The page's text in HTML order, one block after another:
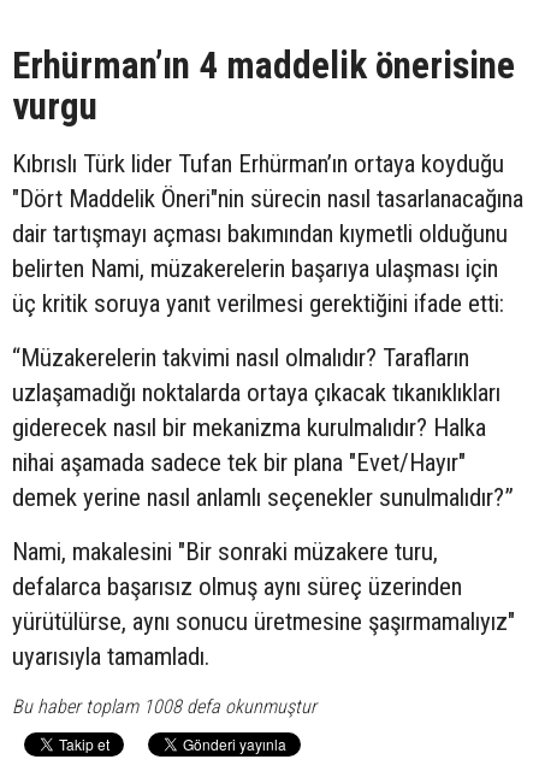
Erhürman’ın 4 maddelik önerisine
vurgu
Kıbrıslı Türk lider Tufan Erhürman’ın ortaya koyduğu
"Dört Maddelik Öneri"nin sürecin nasıl tasarlanacağına
dair tartışmayı açması bakımından kıymetli olduğunu
belirten Nami, müzakerelerin başarıya ulaşması için
üç kritik soruya yanıt verilmesi gerektiğini ifade etti:
“Müzakerelerin takvimi nasıl olmalıdır? Tarafların
uzlaşamadığı noktalarda ortaya çıkacak tıkanıklıkları
giderecek nasıl bir mekanizma kurulmalıdır? Halka
nihai aşamada sadece tek bir plana "Evet/Hayır"
demek yerine nasıl anlamlı seçenekler sunulmalıdır?”
Nami, makalesini "Bir sonraki müzakere turu,
defalarca başarısız olmuş aynı süreç üzerinden
yürütülürse, aynı sonucu üretmesine şaşırmamalıyız"
uyarısıyla tamamladı.
Bu haber toplam 1008 defa okunmuştur